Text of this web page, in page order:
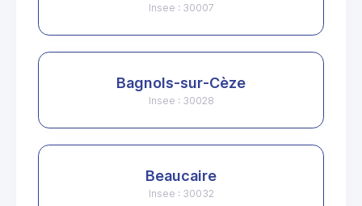
Insee : 30007
Bagnols-sur-Cèze
Insee : 30028
Beaucaire
Insee : 30032